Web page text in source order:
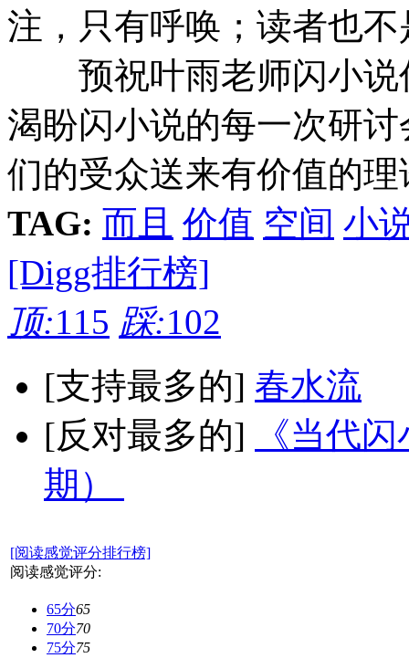
注，只有呼唤；读者也
预祝叶雨老师闪小说
渴盼闪小说的每一次研
们的受众送来有价值的
TAG: 而且 价值 空间 小
[Digg排行榜]
顶:115 踩:102
[支持最多的] 春水流
[反对最多的]
《当代
期）
[阅读感觉评分排行榜]
阅读感觉评分:
65分65
70分70
75分75